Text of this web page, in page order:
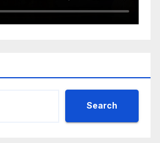
Search